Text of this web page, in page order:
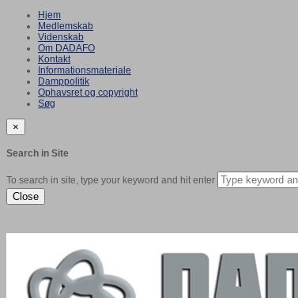
Hjem
Medlemskab
Videnskab
Om DADAFO
Kontakt
Informationsmateriale
Damppolitik
Ophavsret og copyright
Søg
×
Search in Site
To search in site, type your keyword and hit enter
Close